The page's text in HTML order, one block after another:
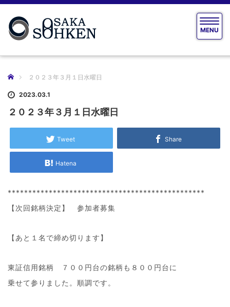
T
o
g
MENU
ホーム ２０２３年３月１日水曜日
2023.03.1
２０２３年３月１日水曜日
Tweet Share
Hatena
************************************************
【次回銘柄決定】 参加者募集
【あと１名で締め切ります】
東証信用銘柄 ７００円台の銘柄も８００円台に
乗せて参りました。順調です。